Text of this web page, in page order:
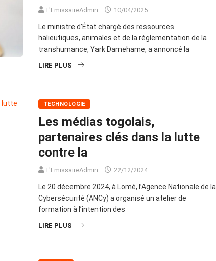
L'EmissaireAdmin 10/04/2025
Le ministre d’État chargé des ressources
halieutiques, animales et de la réglementation de la
transhumance, Yark Damehame, a annoncé la
LIRE PLUS
TECHNOLOGIE
Les médias togolais,
partenaires clés dans la lutte
contre la
L'EmissaireAdmin 22/12/2024
Le 20 décembre 2024, à Lomé, l’Agence Nationale de la
Cybersécurité (ANCy) a organisé un atelier de
formation à l’intention des
LIRE PLUS